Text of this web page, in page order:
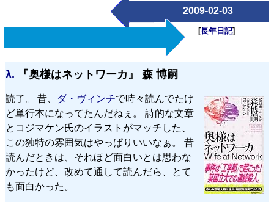
2009-02-03
[長年日記]
λ. 『奥様はネットワーカ』 森 博嗣
読了。 昔、 ダ・ヴィンチで時々読んでたけ
ど単行本になってたんだねぇ。 詩的な文章
とコジマケン氏のイラストがマッチした、
この独特の雰囲気はやっぱりいいなぁ。 昔
読んだときは、それほど面白いとは思わな
かったけど、改めて通して読んだら、とて
も面白かった。